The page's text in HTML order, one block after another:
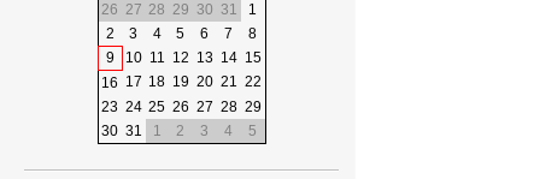
26 27 28 29 30 31
1
2
3 4 5 6 7
8
9
10 11 12 13 14 15
16 17 18 19 20 21 22
23 24 25 26 27 28 29
30 31 1 2 3 4 5